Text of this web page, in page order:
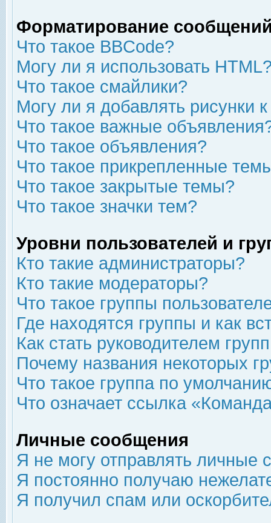
Форматирование
Что такое BBCode?
Могу ли я использовать
Что такое смайлики?
Могу ли я добавлять рисунки
Что такое важные
Что такое объявления?
Что такое прикрепленные
Что такое закрытые темы?
Что такое значки тем?
Уровни пользователей и
Кто такие администраторы?
Кто такие модераторы?
Что такое группы
Где находятся группы и как
Как стать руководителем
Почему названия некоторых
Что такое группа по
Что означает ссылка
Личные сообщения
Я не могу отправлять личные
Я постоянно получаю
Я получил спам или